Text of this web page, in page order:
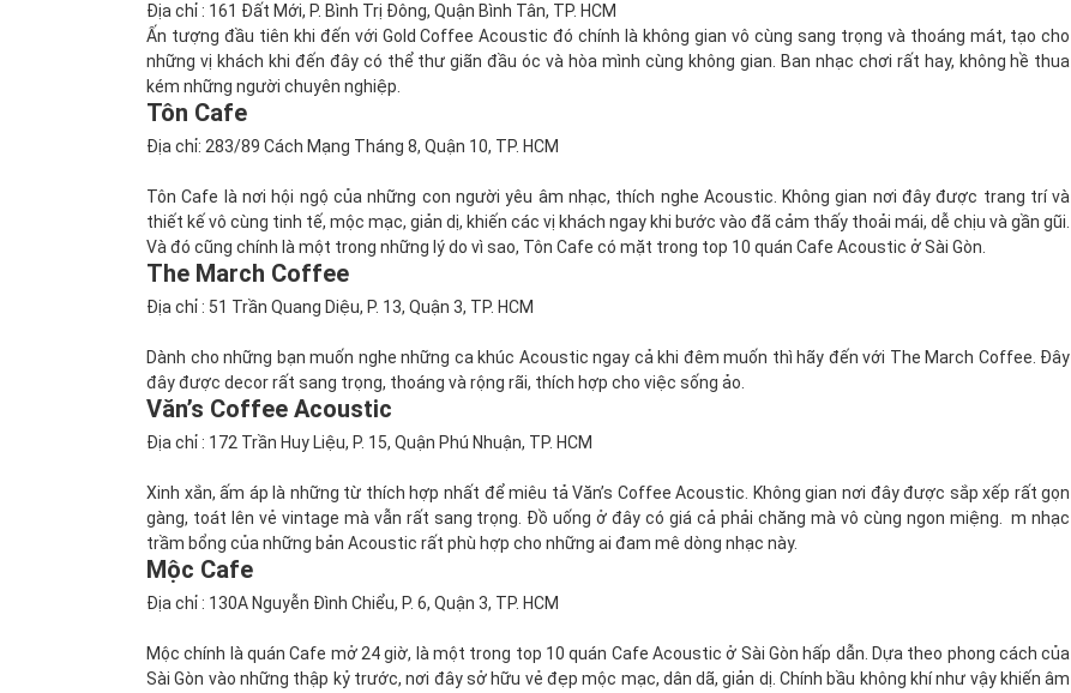
Địa chỉ : 161 Đất Mới, P. Bình Trị Đông, Quận Bình Tân, TP. HCM
Ấn tượng đầu tiên khi đến với Gold Coffee Acoustic đó chính là không gian vô cùng sang trọng và thoáng mát, tạo cho
những vị khách khi đến đây có thể thư giãn đầu óc và hòa mình cùng không gian. Ban nhạc chơi rất hay, không hề thua
kém những người chuyên nghiệp.
Tôn Cafe
Địa chỉ: 283/89 Cách Mạng Tháng 8, Quận 10, TP. HCM
Tôn Cafe là nơi hội ngộ của những con người yêu âm nhạc, thích nghe Acoustic. Không gian nơi đây được trang trí và
thiết kế vô cùng tinh tế, mộc mạc, giản dị, khiến các vị khách ngay khi bước vào đã cảm thấy thoải mái, dễ chịu và gần gũi.
Và đó cũng chính là một trong những lý do vì sao, Tôn Cafe có mặt trong top 10 quán Cafe Acoustic ở Sài Gòn.
The March Coffee
Địa chỉ : 51 Trần Quang Diệu, P. 13, Quận 3, TP. HCM
Dành cho những bạn muốn nghe những ca khúc Acoustic ngay cả khi đêm muốn thì hãy đến với The March Coffee. Đây
đây được decor rất sang trọng, thoáng và rộng rãi, thích hợp cho việc sống ảo.
Văn’s Coffee Acoustic
Địa chỉ : 172 Trần Huy Liệu, P. 15, Quận Phú Nhuận, TP. HCM
Xinh xắn, ấm áp là những từ thích hợp nhất để miêu tả Văn’s Coffee Acoustic. Không gian nơi đây được sắp xếp rất gọn
gàng, toát lên vẻ vintage mà vẫn rất sang trọng. Đồ uống ở đây có giá cả phải chăng mà vô cùng ngon miệng. m nhạc
trầm bổng của những bản Acoustic rất phù hợp cho những ai đam mê dòng nhạc này.
Mộc Cafe
Địa chỉ : 130A Nguyễn Đình Chiểu, P. 6, Quận 3, TP. HCM
Mộc chính là quán Cafe mở 24 giờ, là một trong top 10 quán Cafe Acoustic ở Sài Gòn hấp dẫn. Dựa theo phong cách của
Sài Gòn vào những thập kỷ trước, nơi đây sở hữu vẻ đẹp mộc mạc, dân dã, giản dị. Chính bầu không khí như vậy khiến âm